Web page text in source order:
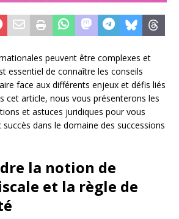
peuvent être complexes et
essentiel de connaître les conseils
face aux différents enjeux et défis liés
cet article, nous vous présenterons les
et astuces juridiques pour vous
dans le domaine des successions
la notion de
et la règle de